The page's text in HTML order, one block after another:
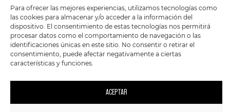
Para ofrecer las mejores experiencias, utilizamos tecnologías como
las cookies para almacenar y/o acceder a la información del
dispositivo. El consentimiento de estas tecnologías nos permitirá
procesar datos como el comportamiento de navegación o las
identificaciones únicas en este sitio. No consentir o retirar el
consentimiento, puede afectar negativamente a ciertas
características y funciones.
ACEPTAR
POLÍTICA DE
PRIVACIDAD
TÉRMINOS Y
CONDICIONES
GENERALES DE LA
POLÍTICA DE COOKIES
TIENDA
FORMATOS
PREVENTAS
OFERTAS
MERCHANDISING
FOUR SKULLS